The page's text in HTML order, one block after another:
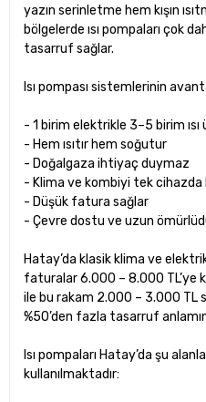
yazın serinletme hem kışın
bölgelerde ısı pompaları çok
tasarruf sağlar.
Isı pompası sistemlerinin
- 1 birim elektrikle 3–5 birim ısı
- Hem ısıtır hem soğutur
- Doğalgaza ihtiyaç duymaz
- Klima ve kombiyi tek
- Düşük fatura sağlar
- Çevre dostu ve uzun
Hatay’da klasik klima ve
faturalar 6.000 – 8.000 TL’ye
ile bu rakam 2.000 – 3.000 TL
%50’den fazla tasarruf
Isı pompaları Hatay’da şu
kullanılmaktadır: